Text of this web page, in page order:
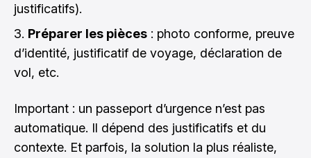
justificatifs).
Préparer les pièces : photo conforme, preuve
d’identité, justificatif de voyage, déclaration de
vol, etc.
Important : un passeport d’urgence n’est pas
automatique. Il dépend des justificatifs et du
contexte. Et parfois, la solution la plus réaliste,